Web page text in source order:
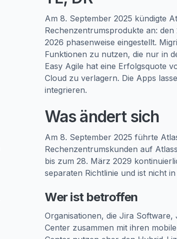
Am 8. September 2025 kündigte
Rechenzentrumsprodukte an:
2026 phasenweise eingestellt.
Funktionen zu nutzen, die nur in
Easy Agile hat eine Erfolgsquote
Cloud zu verlagern. Die Apps
integrieren.
Was ändert sich
Am 8. September 2025 führte
Rechenzentrumskunden auf
bis zum 28. März 2029
separaten Richtlinie und ist nicht
Wer ist betroffen
Organisationen, die Jira
Center zusammen mit ihren